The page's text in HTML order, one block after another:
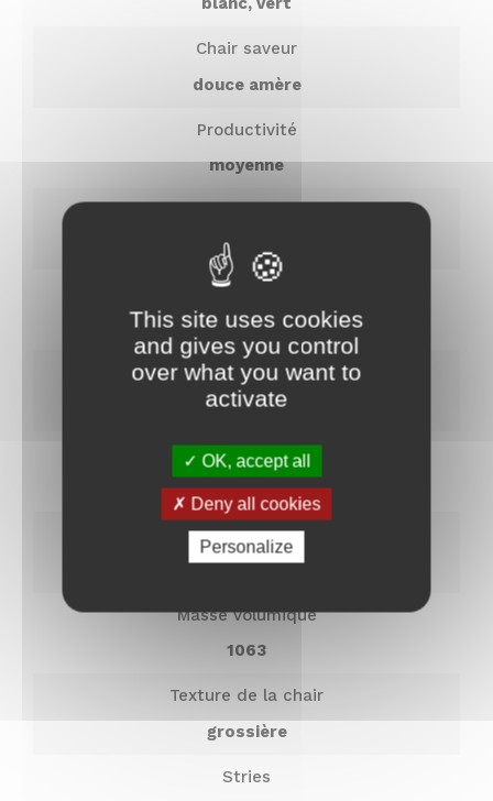
Chair saveur
douce amère
Productivité
moyenne
très longue
Diamètre de la couronne
27
Indice de réfraction
15
Jutosité
moyennement juteux
Maturité
Très tardive (novembre)
Masse volumique
1063
Texture de la chair
grossière
Stries
This site uses cookies
and gives you control
over what you want to
activate
OK, accept all
Deny all cookies
Personalize